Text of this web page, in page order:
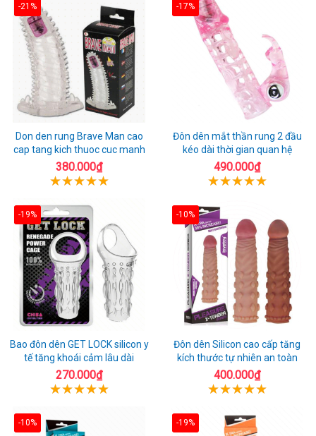
-21%
Don den rung Brave Man cao
cap tang kich thuoc cuc manh
380.000₫
-17%
Đôn dên mắt thần rung 2 đầu
kéo dài thời gian quan hệ
490.000₫
-19%
Bao đôn dên GET LOCK silicon y
tế tăng khoái cảm lâu dài
270.000₫
-10%
Đôn dên Silicon cao cấp tăng
kích thước tự nhiên an toàn
400.000₫
-10% -19%